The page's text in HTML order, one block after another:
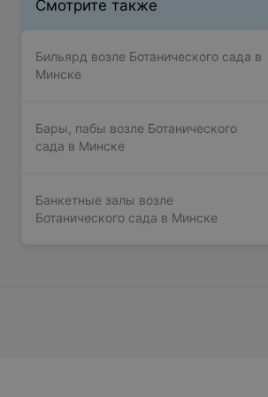
Смотрите также
Бильярд возле Ботанического сада в
Минске
Бары, пабы возле Ботанического
сада в Минске
Банкетные залы возле
Ботанического сада в Минске